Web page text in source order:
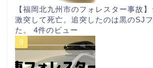
【福岡北九州市のフォレスター事故
激突して死亡。追突したのは黒のSJ
た。 4件のビュー